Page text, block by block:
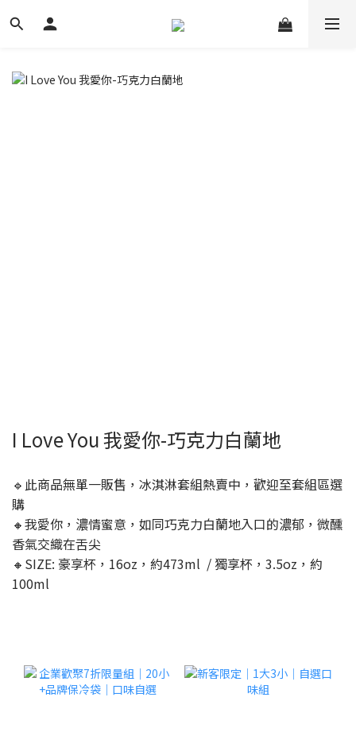
I Love You 我愛你-巧克力白蘭地
🔹此商品無單一販售，冰淇淋套組熱賣中，歡迎至套組區選
購
🔸我愛你，濃情蜜意，如同巧克力白蘭地入口的濃郁，微醺
香氣交織在舌尖
🔸SIZE: 豪享杯，16oz，約473ml / 獨享杯，3.5oz，約
100ml